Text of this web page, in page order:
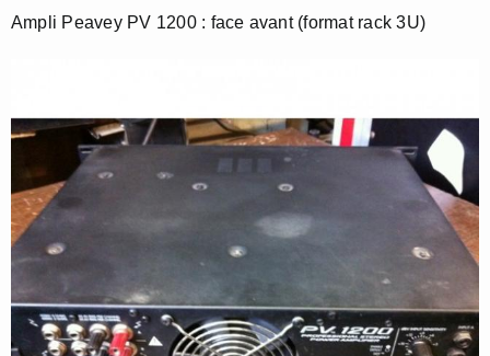
Ampli Peavey PV 1200 : face avant (format rack 3U)